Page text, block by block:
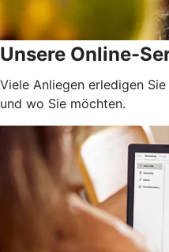
Unsere Online-
Viele Anliegen erledigen
und wo Sie möchten.